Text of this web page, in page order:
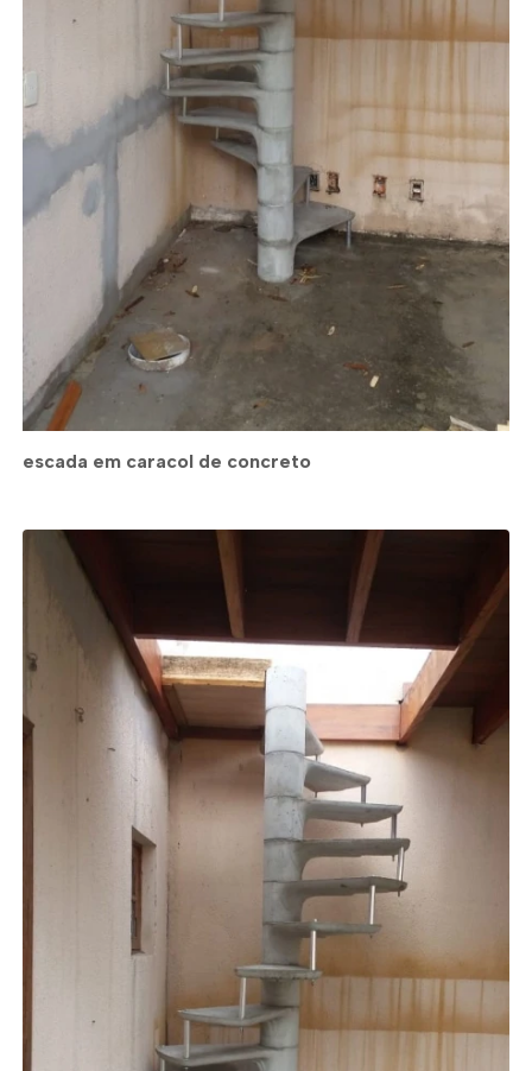
escada em caracol de concreto